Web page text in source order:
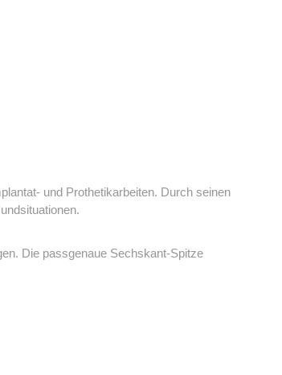
und Prothetikarbeiten. Durch seinen
Die passgenaue Sechskant-Spitze